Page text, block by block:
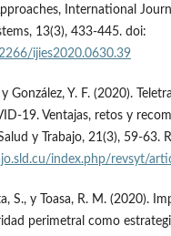
International
13(3), 433-445. doi:
ijies2020.0630.39
González, Y. F. (2020).
19. Ventajas, retos y
y Trabajo, 21(3), 59-63.
index.php/revsyt/
S., y Toasa, R. M. (2020).
perimetral como